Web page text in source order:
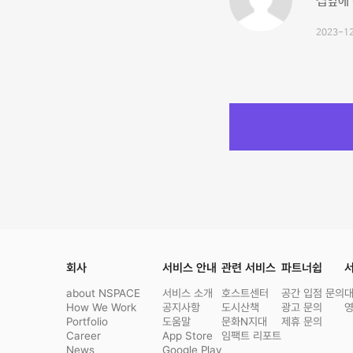
2023-
회사
about NSPACE
How We Work
Portfolio
Career
News
서비스 안내
서비스 소개
공지사항
도움말
App Store
Google Play
관련 서비스
호스트센터
도시산책
문화N지대
임팩트 리포트
파트너쉽
공간 입점 문의
광고 문의
제휴 문의